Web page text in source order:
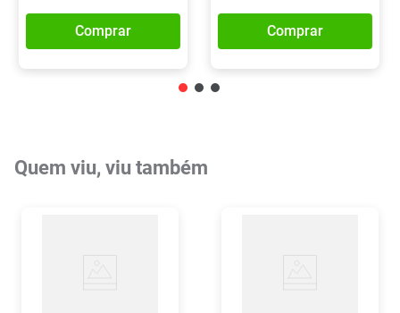
Comprar Comprar
Quem viu, viu também